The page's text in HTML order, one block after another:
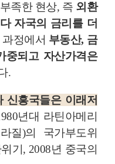
족한 현상, 즉 외환
자국의 금리를 더
정에서 부동산, 금
중되고 자산가격은
.
신흥국들은 이래저
년대 라틴아메리
질)의 국가부도위
기, 2008년 중국의